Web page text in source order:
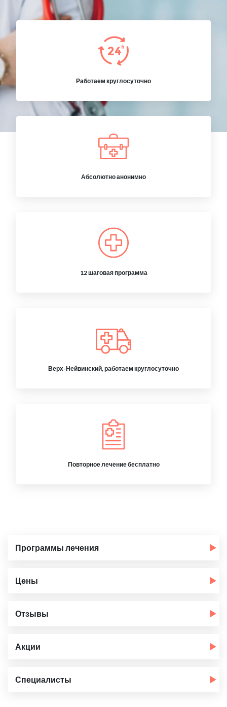
Работаем круглосуточно
Абсолютно анонимно
12 шаговая программа
Верх-Нейвинский, работаем круглосуточно
Повторное лечение бесплатно
Программы лечения
Цены
Отзывы
Акции
Специалисты